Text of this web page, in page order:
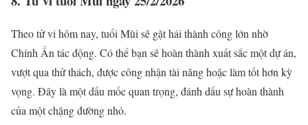
Theo tử vi hôm nay, tuổi Mùi sẽ gặt hái thành công lớn nhờ
Chính Ấn tác động. Có thể bạn sẽ hoàn thành xuất sắc một dự án,
vượt qua thử thách, được công nhận tài năng hoặc làm tốt hơn kỳ
vọng. Đây là một dấu mốc quan trọng, đánh dấu sự hoàn thành
của một chặng đường nhỏ.